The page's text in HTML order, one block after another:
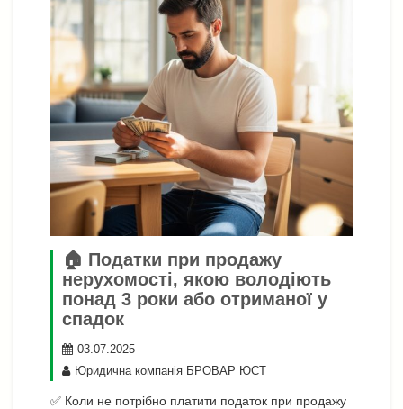
🏠 Податки при продажу
нерухомості, якою володіють
понад 3 роки або отриманої у
спадок
03.07.2025
Юридична компанія БРОВАР ЮСТ
✅ Коли не потрібно платити податок при продажу